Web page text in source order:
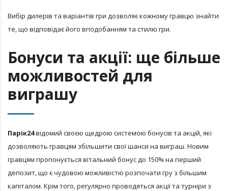
Вибір дилерів та варіантів гри дозволяє кожному гравцю знайти
те, що відповідає його вподобанням та стилю гри.
Бонуси та акції: ще більше
можливостей для
виграшу
Парік24відомий своєю щедрою системою бонусів та акцій, які
дозволяють гравцям збільшити свої шанси на виграш. Новим
гравцям пропонується вітальний бонус до 150% на перший
депозит, що є чудовою можливістю розпочати гру з більшим
капіталом. Крім того, регулярно проводяться акції та турніри з